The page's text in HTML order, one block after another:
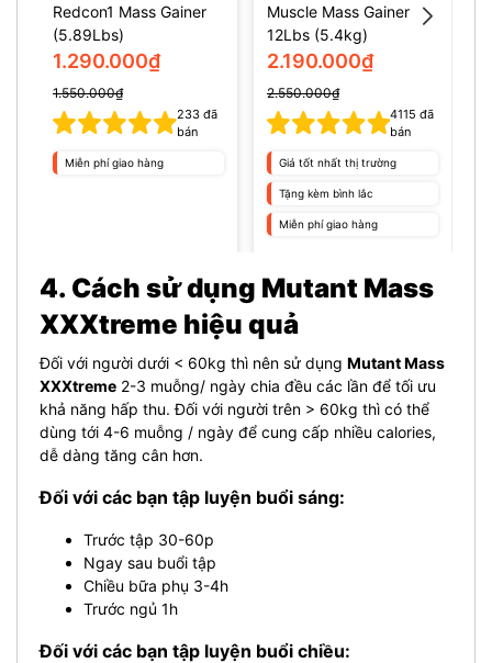
Redcon1 Mass Gainer
(5.89Lbs)
1.290.000₫
1.550.000₫
233 đã
bán
Miễn phí giao hàng
Muscle Mass Gainer
12Lbs (5.4kg)
2.190.000₫
2.550.000₫
4115 đã
bán
Giá tốt nhất thị trường
Tặng kèm bình lắc
Miễn phí giao hàng
4. Cách sử dụng Mutant Mass
XXXtreme hiệu quả
Đối với người dưới < 60kg thì nên sử dụng Mutant Mass
XXXtreme 2-3 muỗng/ ngày chia đều các lần để tối ưu
khả năng hấp thu. Đối với người trên > 60kg thì có thể
dùng tới 4-6 muỗng / ngày để cung cấp nhiều calories,
dễ dàng tăng cân hơn.
Đối với các bạn tập luyện buổi sáng:
Trước tập 30-60p
Ngay sau buổi tập
Chiều bữa phụ 3-4h
Trước ngủ 1h
Đối với các bạn tập luyện buổi chiều: